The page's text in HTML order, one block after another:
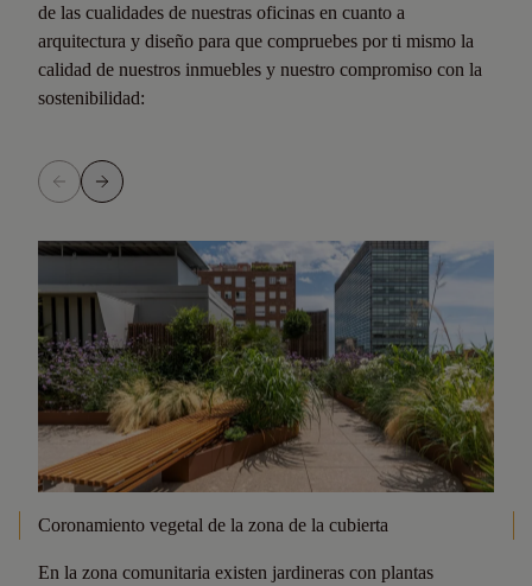
de las cualidades de nuestras oficinas en cuanto a
arquitectura y diseño para que compruebes por ti mismo la
calidad de nuestros inmuebles y nuestro compromiso con la
sostenibilidad:
Coronamiento vegetal de la zona de la cubierta
En la zona comunitaria existen jardineras con plantas